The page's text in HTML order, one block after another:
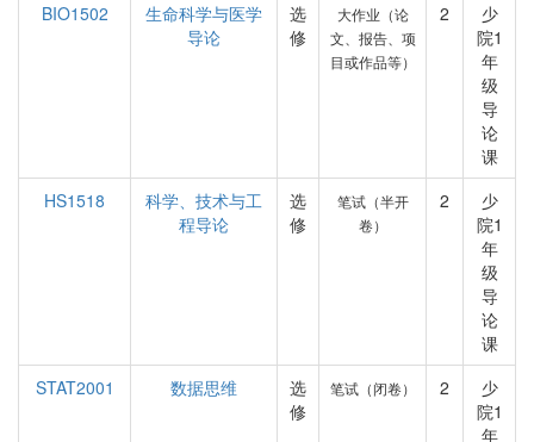
BIO1502
生命科学与医学
导论
选
修
大作业（论
文、报告、项
目或作品等）
2
少
院1
年
级
导
论
课
HS1518
科学、技术与工
程导论
选
修
笔试（半开
卷）
2
少
院1
年
级
导
论
课
STAT2001
数据思维
选
修
笔试（闭卷） 2
少
院1
年